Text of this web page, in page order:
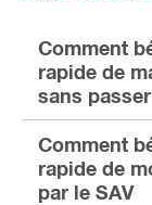
Comment
rapide de
sans
Comment
rapide de
par le SAV